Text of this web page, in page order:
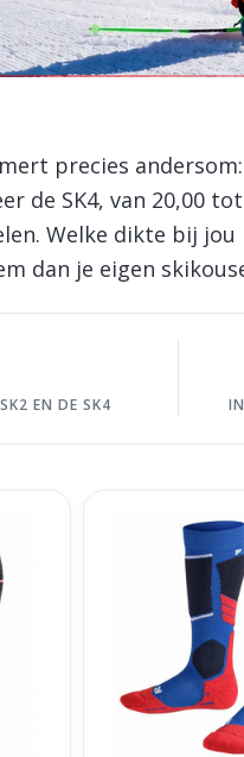
precies
de SK4, van 20,00
Welke dikte bij
dan je eigen
EN DE SK4
Falke SK2 kids
ADD TO